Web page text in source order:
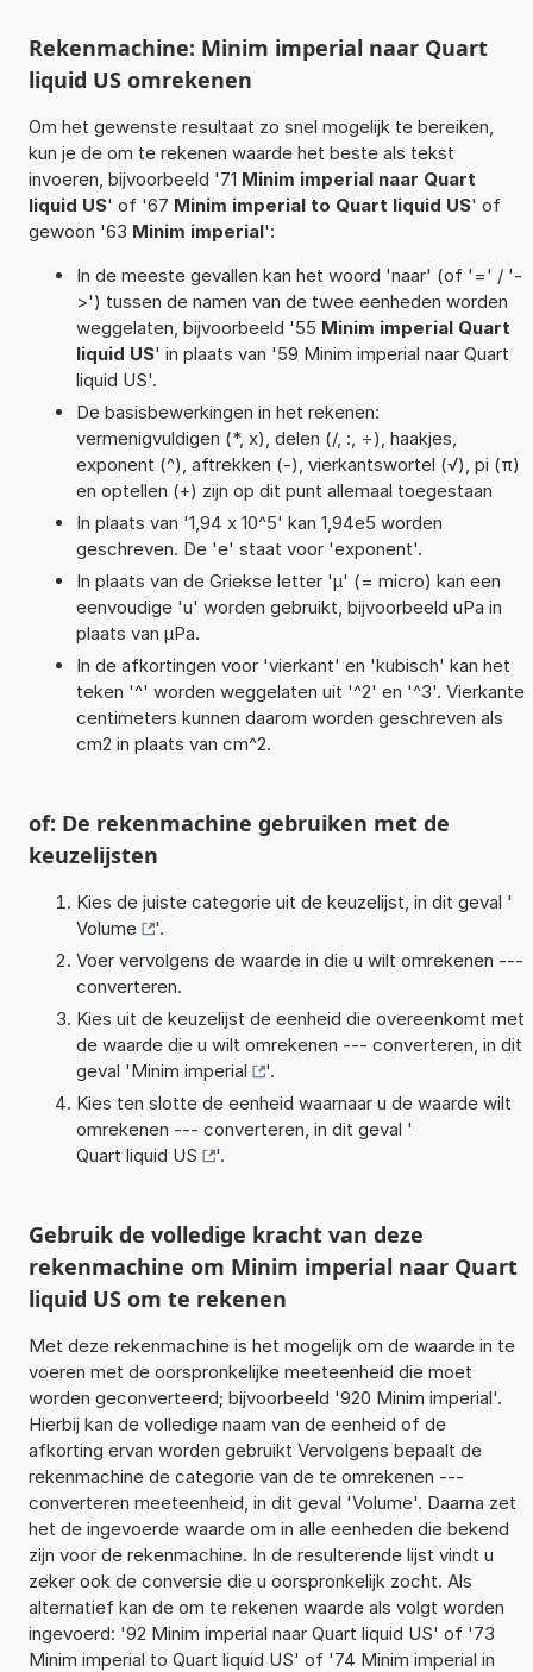
Rekenmachine: Minim imperial naar Quart
liquid US omrekenen
Om het gewenste resultaat zo snel mogelijk te bereiken,
kun je de om te rekenen waarde het beste als tekst
invoeren, bijvoorbeeld '71 Minim imperial naar Quart
liquid US' of '67 Minim imperial to Quart liquid US' of
gewoon '63 Minim imperial':
In de meeste gevallen kan het woord 'naar' (of '=' / '-
>') tussen de namen van de twee eenheden worden
weggelaten, bijvoorbeeld '55 Minim imperial Quart
liquid US' in plaats van '59 Minim imperial naar Quart
liquid US'.
De basisbewerkingen in het rekenen:
vermenigvuldigen (*, x), delen (/, :, ÷), haakjes,
exponent (^), aftrekken (-), vierkantswortel (√), pi (π)
en optellen (+) zijn op dit punt allemaal toegestaan
In plaats van '1,94 x 10^5' kan 1,94e5 worden
geschreven. De 'e' staat voor 'exponent'.
In plaats van de Griekse letter 'µ' (= micro) kan een
eenvoudige 'u' worden gebruikt, bijvoorbeeld uPa in
plaats van µPa.
In de afkortingen voor 'vierkant' en 'kubisch' kan het
teken '^' worden weggelaten uit '^2' en '^3'. Vierkante
centimeters kunnen daarom worden geschreven als
cm2 in plaats van cm^2.
of: De rekenmachine gebruiken met de
keuzelijsten
Kies de juiste categorie uit de keuzelijst, in dit geval '
Volume
'.
Voer vervolgens de waarde in die u wilt omrekenen ---
converteren.
Kies uit de keuzelijst de eenheid die overeenkomt met
de waarde die u wilt omrekenen --- converteren, in dit
geval 'Minim imperial
'.
Kies ten slotte de eenheid waarnaar u de waarde wilt
omrekenen --- converteren, in dit geval '
Quart liquid US
'.
Gebruik de volledige kracht van deze
rekenmachine om Minim imperial naar Quart
liquid US om te rekenen
Met deze rekenmachine is het mogelijk om de waarde in te
voeren met de oorspronkelijke meeteenheid die moet
worden geconverteerd; bijvoorbeeld '920 Minim imperial'.
Hierbij kan de volledige naam van de eenheid of de
afkorting ervan worden gebruikt Vervolgens bepaalt de
rekenmachine de categorie van de te omrekenen ---
converteren meeteenheid, in dit geval 'Volume'. Daarna zet
het de ingevoerde waarde om in alle eenheden die bekend
zijn voor de rekenmachine. In de resulterende lijst vindt u
zeker ook de conversie die u oorspronkelijk zocht. Als
alternatief kan de om te rekenen waarde als volgt worden
ingevoerd: '92 Minim imperial naar Quart liquid US' of '73
Minim imperial to Quart liquid US' of '74 Minim imperial in